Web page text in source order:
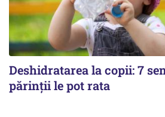
Deshidratarea la copii: 7
părinții le pot rata